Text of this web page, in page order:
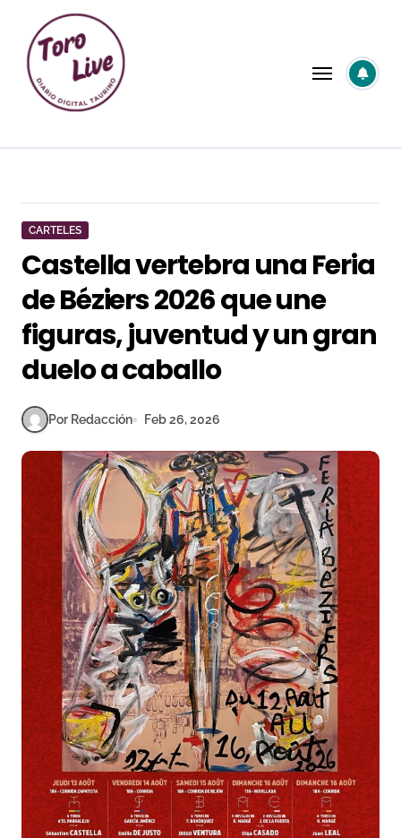
contenido
CARTELES
Castella vertebra una Feria
de Béziers 2026 que une
figuras, juventud y un gran
duelo a caballo
Por Redacción Feb 26, 2026